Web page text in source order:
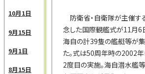
10月1日
9月15日
9月1日
8月15日
防衛省・自衛隊が主催
念した国際観艦式が11月6
海自の計39隻の艦艇等が
た。式は50周年時の2002年
2度目の実施。海自潜水艦